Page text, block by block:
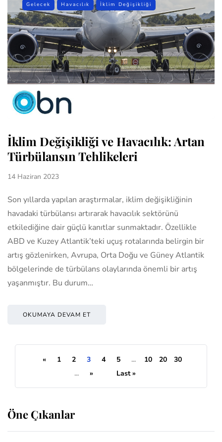
Gelecek Havacılık İklim Değişikliği
İklim Değişikliği ve Havacılık: Artan
Türbülansın Tehlikeleri
14 Haziran 2023
Son yıllarda yapılan araştırmalar, iklim değişikliğinin
havadaki türbülansı artırarak havacılık sektörünü
etkilediğine dair güçlü kanıtlar sunmaktadır. Özellikle
ABD ve Kuzey Atlantik’teki uçuş rotalarında belirgin bir
artış gözlenirken, Avrupa, Orta Doğu ve Güney Atlantik
bölgelerinde de türbülans olaylarında önemli bir artış
yaşanmıştır. Bu durum…
OKUMAYA DEVAM ET
« 1 2 3 4 5 ... 10 20
30
...
» Last »
Öne Çıkanlar